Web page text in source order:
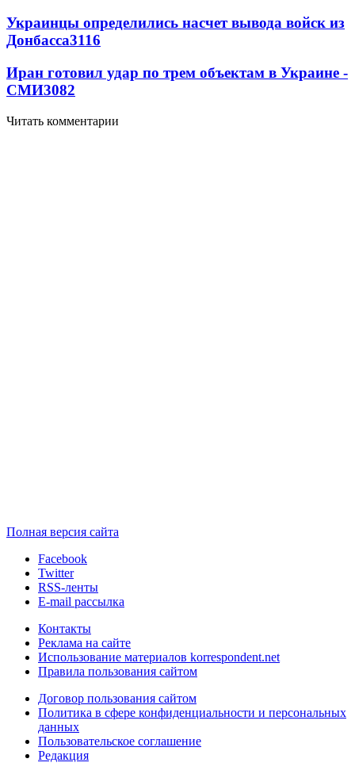
Украинцы определились насчет вывода войск из
Донбасса3116
Иран готовил удар по трем объектам в Украине -
СМИ3082
Читать комментарии
Полная версия сайта
Facebook
Twitter
RSS-ленты
E-mail рассылка
Контакты
Реклама на сайте
Использование материалов korrespondent.net
Правила пользования сайтом
Договор пользования сайтом
Политика в сфере конфиденциальности и персональных
данных
Пользовательское соглашение
Редакция